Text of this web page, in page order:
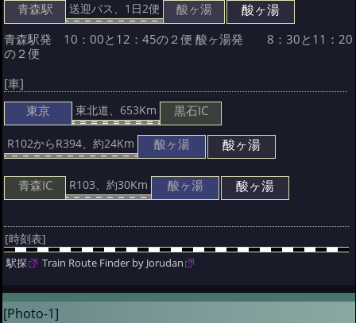
青森駅 送迎バス、1日2便 酸ヶ湯 酸ヶ湯
青森駅発 10：00と12：45の２便 酸ヶ湯発 8：30と11：20
の２便
[車]
東京
東北道、653Km 黒石IC
R102からR394、約24Km 酸ヶ湯 酸ヶ湯
青森IC R103、約30Km 酸ヶ湯 酸ヶ湯
[時刻表]
駅探
Train Route Finder by Jorudan
[Photo-1]